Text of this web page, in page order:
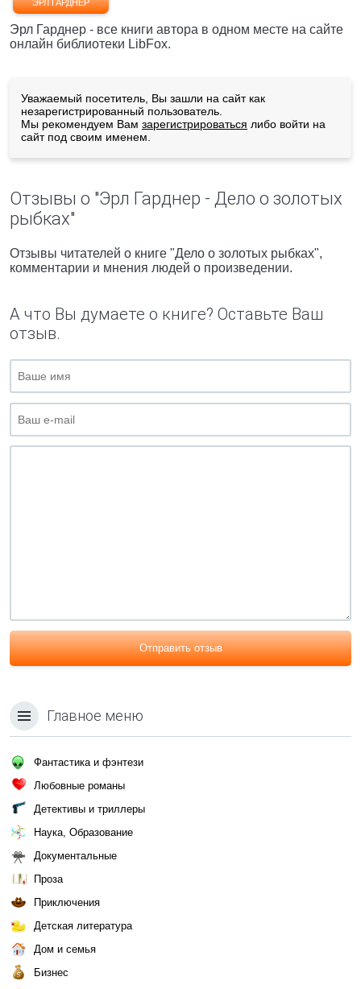
ЭРЛ ГАРДНЕР
Эрл Гарднер - все книги автора в одном месте на сайте
онлайн библиотеки LibFox.
Уважаемый посетитель, Вы зашли на сайт как
незарегистрированный пользователь.
Мы рекомендуем Вам зарегистрироваться либо войти на
сайт под своим именем.
Отзывы о "Эрл Гарднер - Дело о золотых
рыбках"
Отзывы читателей о книге "Дело о золотых рыбках",
комментарии и мнения людей о произведении.
А что Вы думаете о книге? Оставьте Ваш
отзыв.
Отправить отзыв
Главное меню
Фантастика и фэнтези
Любовные романы
Детективы и триллеры
Наука, Образование
Документальные
Проза
Приключения
Детская литература
Дом и семья
Бизнес